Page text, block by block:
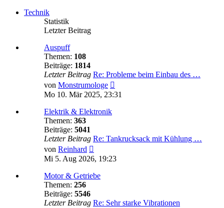
Technik
Statistik
Letzter Beitrag
Auspuff
Themen: 108
Beiträge: 1814
Letzter Beitrag Re: Probleme beim Einbau des …
von Monstrumologe
Beitrag
Mo 10. Mär 2025, 23:31
Elektrik & Elektronik
Themen: 363
Beiträge: 5041
Letzter Beitrag Re: Tankrucksack mit Kühlung …
von Reinhard
Beitrag
Mi 5. Aug 2026, 19:23
Motor & Getriebe
Themen: 256
Beiträge: 5546
Letzter Beitrag Re: Sehr starke Vibrationen